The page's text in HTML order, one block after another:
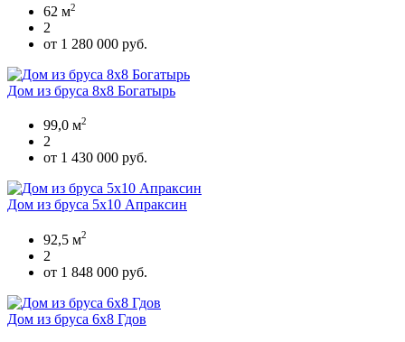
62 м2
2
от 1 280 000 руб.
Дом из бруса 8х8 Богатырь
99,0 м2
2
от 1 430 000 руб.
Дом из бруса 5х10 Апраксин
92,5 м2
2
от 1 848 000 руб.
Дом из бруса 6х8 Гдов